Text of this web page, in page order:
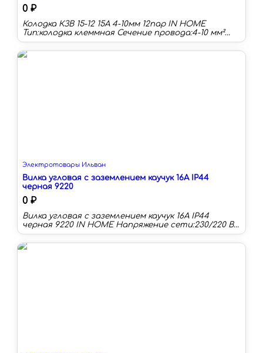
0 ₽
Колодка КЗВ 15-12 15А 4-10мм 12пар IN HOME
Тип:колодка клеммная Сечение провода:4-10 мм²
Номинальный ток:15 А Наличие изоляции:да
Цвет:прозрачный
Электротовары Ильван
Вилка угловая с заземлением каучук 16А IP44
черная 9220
0 ₽
Вилка угловая с заземлением каучук 16А IP44
черная 9220 IN HOME Напряжение сети:230/220 В
Номинальная сила тока:16 А Материал
корпуса:каучук Степень защиты:IP44